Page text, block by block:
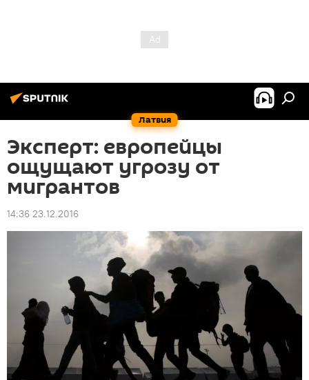
Латвия
Эксперт: европейцы
ощущают угрозу от
мигрантов
14:36 23.12.2016